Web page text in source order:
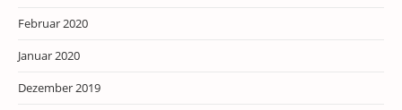
Februar 2020
Januar 2020
Dezember 2019